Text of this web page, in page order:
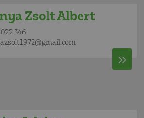
Zsolt Albert
346